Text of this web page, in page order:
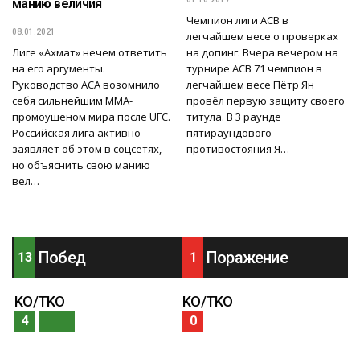
манию величия
08.01.2021
Лиге «Ахмат» нечем ответить
на его аргументы.
Руководство ACA возомнило
себя сильнейшим MMA-
промоушеном мира после UFC.
Российская лига активно
заявляет об этом в соцсетях,
но объяснить свою манию
вел…
Чемпион лиги ACB в
легчайшем весе о проверках
на допинг. Вчера вечером на
турнире ACB 71 чемпион в
легчайшем весе Пётр Ян
провёл первую защиту своего
титула. В 3 раунде
пятираундового
противостояния Я…
13 Побед
KO/TKO
4
1 Поражение
KO/TKO
0